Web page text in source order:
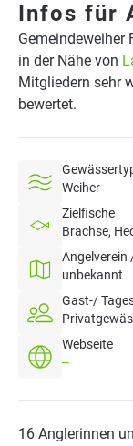
Infos für
Gemeindeweiher
in der Nähe von
Mitgliedern sehr
bewertet.
Weiher
Zielfische
Brachse,
Angelverein
unbekannt
Gast-/
Webseite
--
16 Anglerinnen